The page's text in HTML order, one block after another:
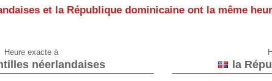
et la République dominicaine ont la même
Heure exacte à
néerlandaises la